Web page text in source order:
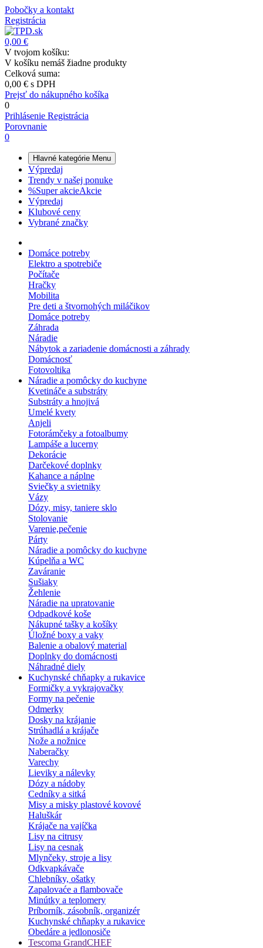
Pobočky a kontakt
Registrácia
0,00 €
V tvojom košíku:
V košíku nemáš žiadne produkty
Celková suma:
0,00 € s DPH
Prejsť do nákupného košíka
0
Prihlásenie Registrácia
Porovnanie
0
Hlavné kategórie Menu
Výpredaj
Trendy v našej ponuke
%Super akcieAkcie
Výpredaj
Klubové ceny
Vybrané značky
Domáce potreby
Elektro a spotrebiče
Počítače
Hračky
Mobilita
Pre deti a štvornohých miláčikov
Domáce potreby
Záhrada
Náradie
Nábytok a zariadenie domácnosti a záhrady
Domácnosť
Fotovoltika
Náradie a pomôcky do kuchyne
Kvetináče a substráty
Substráty a hnojivá
Umelé kvety
Anjeli
Fotorámčeky a fotoalbumy
Lampáše a lucerny
Dekorácie
Darčekové doplnky
Kahance a náplne
Sviečky a svietniky
Vázy
Dózy, misy, taniere sklo
Stolovanie
Varenie,pečenie
Párty
Náradie a pomôcky do kuchyne
Kúpelňa a WC
Zaváranie
Sušiaky
Žehlenie
Náradie na upratovanie
Odpadkové koše
Nákupné tašky a košíky
Úložné boxy a vaky
Balenie a obalový material
Doplnky do domácnosti
Náhradné diely
Kuchynské chňapky a rukavice
Formičky a vykrajovačky
Formy na pečenie
Odmerky
Dosky na krájanie
Strúhadlá a krájače
Nože a nožnice
Naberačky
Varechy
Lieviky a nálevky
Dózy a nádoby
Cedníky a sitká
Misy a misky plastové kovové
Haluškár
Krájače na vajíčka
Lisy na citrusy
Lisy na cesnak
Mlynčeky, stroje a lisy
Odkvapkávače
Chlebníky, ošatky
Zapalovaće a flambovače
Minútky a teplomery
Príborník, zásobník, organizér
Kuchynské chňapky a rukavice
Obedáre a jedlonosiče
Tescoma GrandCHEF